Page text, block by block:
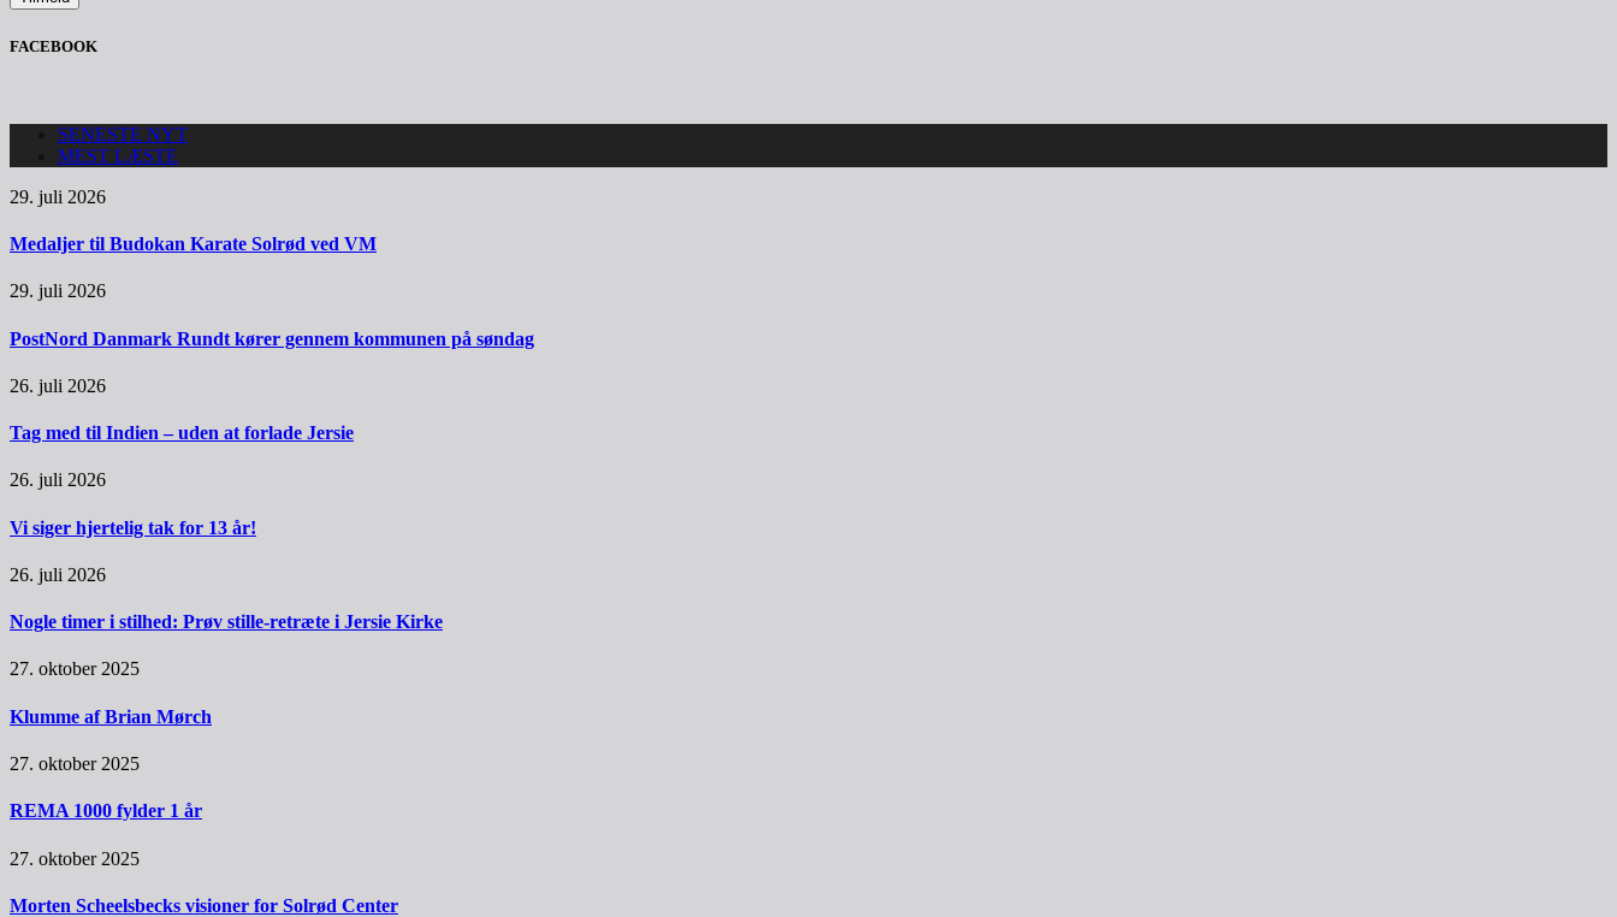
FACEBOOK
SENESTE NYT
MEST LÆSTE
29. juli 2026
Medaljer til Budokan Karate Solrød ved VM
29. juli 2026
PostNord Danmark Rundt kører gennem kommunen på søndag
26. juli 2026
Tag med til Indien – uden at forlade Jersie
26. juli 2026
Vi siger hjertelig tak for 13 år!
26. juli 2026
Nogle timer i stilhed: Prøv stille-retræte i Jersie Kirke
27. oktober 2025
Klumme af Brian Mørch
27. oktober 2025
REMA 1000 fylder 1 år
27. oktober 2025
Morten Scheelsbecks visioner for Solrød Center